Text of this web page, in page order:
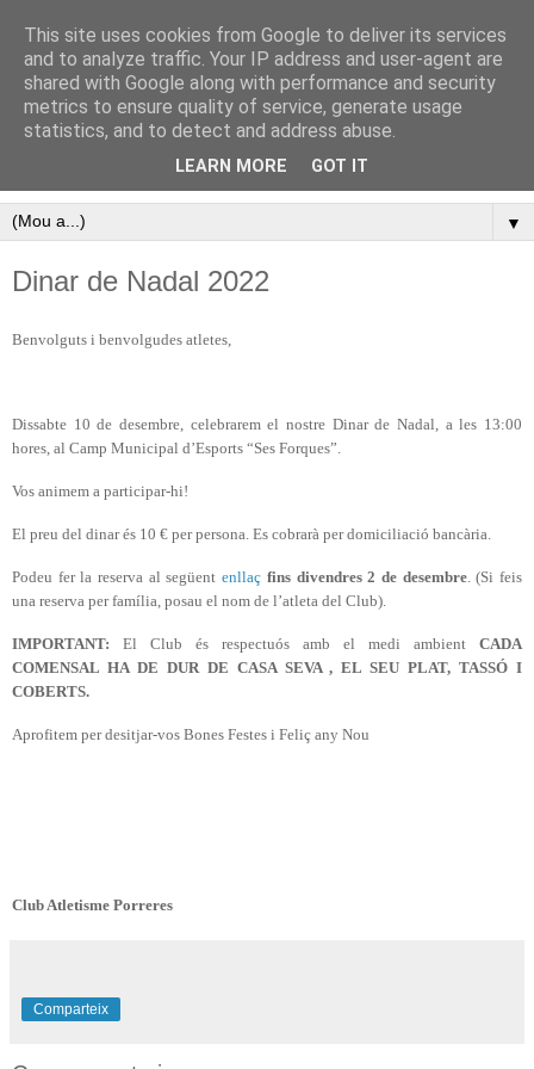
Pàgina oficial del Club
Atletisme Porreres
Disfruta de l’atletisme a Porreres
▼
Dinar de Nadal 2022
Benvolguts i benvolgudes atletes,
Dissabte 10 de desembre, celebrarem el nostre Dinar de Nadal, a les 13:00
hores, al Camp Municipal d’Esports “Ses Forques”.
Vos animem a participar-hi!
El preu del dinar és 10 € per persona. Es cobrarà per domiciliació bancària.
Podeu fer la reserva al següentenllaç fins divendres 2 de desembre. (Si feis
una reserva per família, posau el nom de l’atleta del Club).
IMPORTANT: El Club és respectuós amb el medi ambient CADA
COMENSAL HA DE DUR DE CASA SEVA , EL SEU PLAT, TASSÓ I
COBERTS.
Aprofitem per desitjar-vos Bones Festes i Feliç any Nou
Club Atletisme Porreres
Comparteix
This site uses cookies from Google to deliver its services
and to analyze traffic. Your IP address and user-agent are
shared with Google along with performance and security
metrics to ensure quality of service, generate usage
statistics, and to detect and address abuse.
LEARN MORE GOT IT